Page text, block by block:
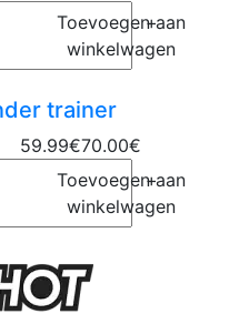
+
Toevoegen aan
winkelwagen
trainer
59.99€70.00€
+
Toevoegen aan
winkelwagen